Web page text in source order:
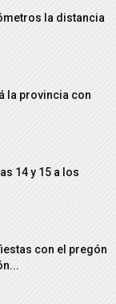
la distancia
la provincia con
14 y 15 a los
con el pregón